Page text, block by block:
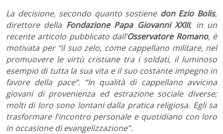
La decisione, secondo quanto sostiene don Ezio Bolis,
direttore della Fondazione Papa Giovanni XXIII, in un
recente articolo pubblicato dall’Osservatore Romano, è
motivata per “il suo zelo, come cappellano militare, nel
promuovere le virtù cristiane tra i soldati, il luminoso
esempio di tutta la sua vita e il suo costante impegno in
favore della pace”. “In qualità di cappellano avvicina
giovani di provenienza ed estrazione sociale diverse;
molti di loro sono lontani dalla pratica religiosa. Egli sa
trasformare l’incontro personale e quotidiano con loro
in occasione di evangelizzazione”.